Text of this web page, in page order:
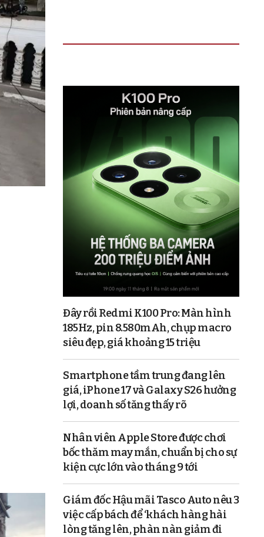
Đây rồi Redmi K100 Pro: Màn hình
185Hz, pin 8.580mAh, chụp macro
siêu đẹp, giá khoảng 15 triệu
Smartphone tầm trung đang lên
giá, iPhone 17 và Galaxy S26 hưởng
lợi, doanh số tăng thấy rõ
Nhân viên Apple Store được chơi
bốc thăm may mắn, chuẩn bị cho sự
kiện cực lớn vào tháng 9 tới
Giám đốc Hậu mãi Tasco Auto nêu 3
việc cấp bách để ‘khách hàng hài
lòng tăng lên, phàn nàn giảm đi